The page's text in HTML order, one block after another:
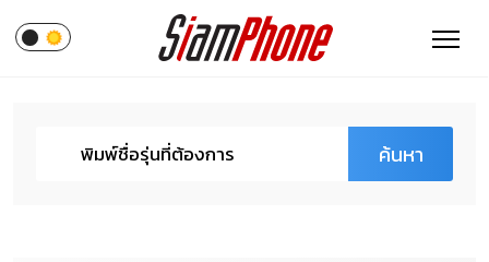
ค้นหา